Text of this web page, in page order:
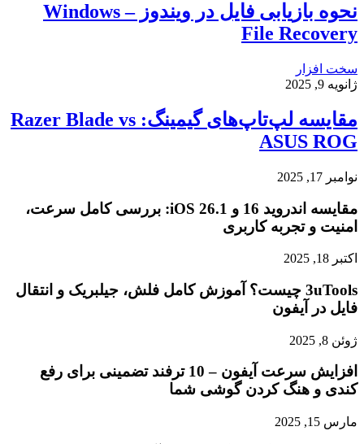
نحوه بازیابی فایل در ویندوز – Windows
File Recovery
سخت افزار
ژانویه 9, 2025
مقایسه لپ‌تاپ‌های گیمینگ: Razer Blade vs
ASUS ROG
نوامبر 17, 2025
مقایسه اندروید 16 و iOS 26.1: بررسی کامل سرعت،
امنیت و تجربه کاربری
اکتبر 18, 2025
3uTools چیست؟ آموزش کامل فلش، جیلبریک و انتقال
فایل در آیفون
ژوئن 8, 2025
افزایش سرعت آیفون – 10 ترفند تضمینی برای رفع
کندی و هنگ کردن گوشی شما
مارس 15, 2025